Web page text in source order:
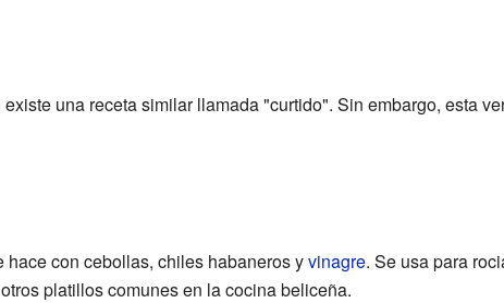
una receta similar llamada "curtido". Sin embargo, esta
con cebollas, chiles habaneros yvinagre. Se usa para
platillos comunes en la cocina beliceña.